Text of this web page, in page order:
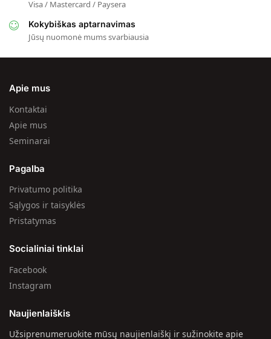
Visa / Mastercard / Paysera
Kokybiškas aptarnavimas
Jūsų nuomonė mums svarbiausia
Apie mus
Kontaktai
Apie mus
Seminarai
Pagalba
Privatumo politika
Sąlygos ir taisyklės
Pristatymas
Socialiniai tinklai
Facebook
Instagram
Naujienlaiškis
Užsiprenumeruokite mūsų naujienlaiškį ir sužinokite apie